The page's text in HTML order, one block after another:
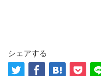
シェアする